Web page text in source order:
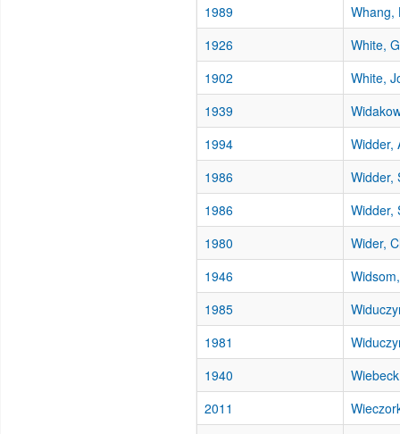
1989
Whang,
1926
White,
1902
White,
1939
1994
Widder,
1986
Widder,
1986
Widder,
1980
Wider,
1946
1985
1981
1940
2011